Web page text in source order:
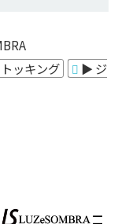
ッキング
▶ ジ